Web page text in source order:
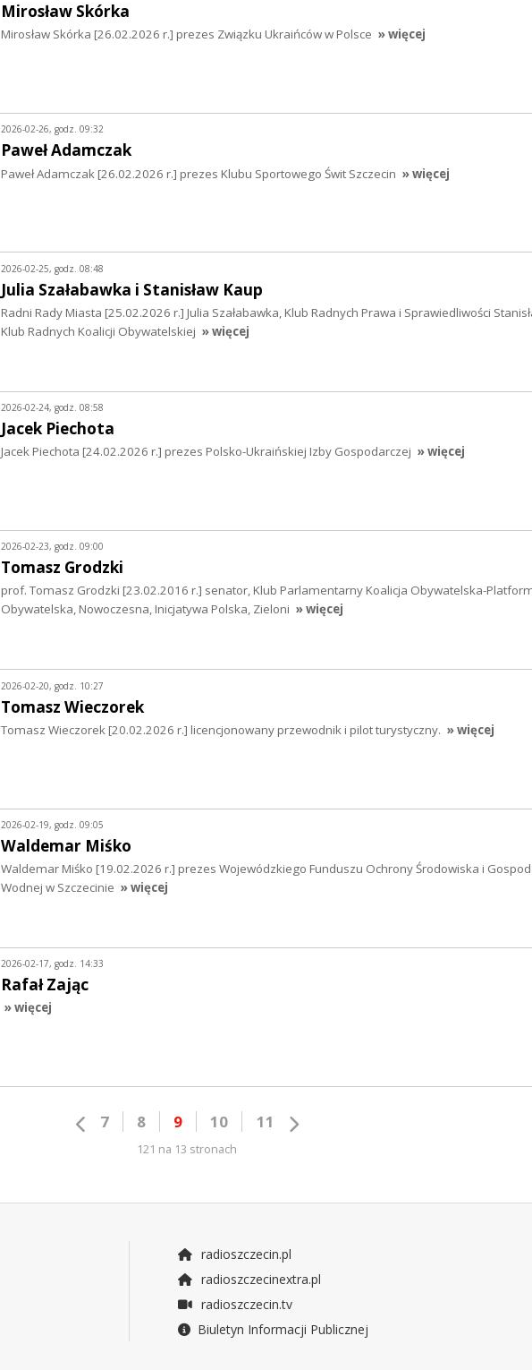
Mirosław Skórka
Mirosław Skórka [26.02.2026 r.] prezes Związku Ukraińców w Polsce » więcej
2026-02-26, godz. 09:32
Paweł Adamczak
Paweł Adamczak [26.02.2026 r.] prezes Klubu Sportowego Świt Szczecin » więcej
2026-02-25, godz. 08:48
Julia Szałabawka i Stanisław Kaup
Radni Rady Miasta [25.02.2026 r.] Julia Szałabawka, Klub Radnych Prawa i Sprawiedliwości
Klub Radnych Koalicji Obywatelskiej » więcej
2026-02-24, godz. 08:58
Jacek Piechota
Jacek Piechota [24.02.2026 r.] prezes Polsko-Ukraińskiej Izby Gospodarczej » więcej
2026-02-23, godz. 09:00
Tomasz Grodzki
prof. Tomasz Grodzki [23.02.2016 r.] senator, Klub Parlamentarny Koalicja Obywatelska-
Obywatelska, Nowoczesna, Inicjatywa Polska, Zieloni » więcej
2026-02-20, godz. 10:27
Tomasz Wieczorek
Tomasz Wieczorek [20.02.2026 r.] licencjonowany przewodnik i pilot turystyczny. » więcej
2026-02-19, godz. 09:05
Waldemar Miśko
Waldemar Miśko [19.02.2026 r.] prezes Wojewódzkiego Funduszu Ochrony Środowiska i
Wodnej w Szczecinie » więcej
2026-02-17, godz. 14:33
Rafał Zając
» więcej
7 8 9 10 11
121 na 13 stronach
radioszczecin.pl
radioszczecinextra.pl
radioszczecin.tv
Biuletyn Informacji Publicznej